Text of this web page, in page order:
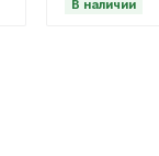
В наличии